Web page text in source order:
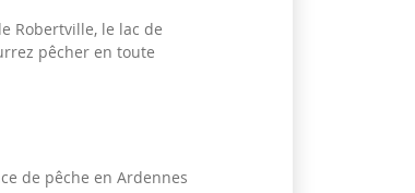
Robertville, le lac de
pêcher en toute
de pêche en Ardennes